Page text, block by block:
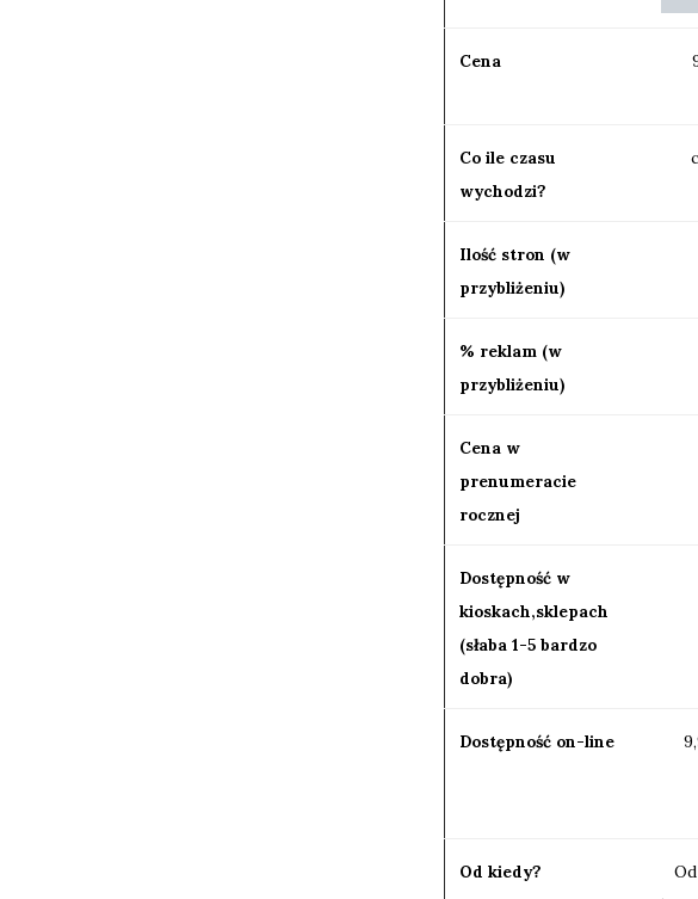
Cena
Co ile czasu
wychodzi?
Ilość stron (w
przybliżeniu)
% reklam (w
przybliżeniu)
Cena w
prenumeracie
rocznej
Dostępność w
kioskach,sklepach
(słaba 1-5 bardzo
dobra)
Dostępność on-line
Od kiedy?